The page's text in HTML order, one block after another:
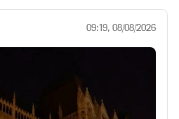
09:19, 08/08/2026